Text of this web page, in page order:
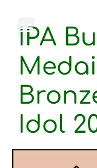
IPA
Idol